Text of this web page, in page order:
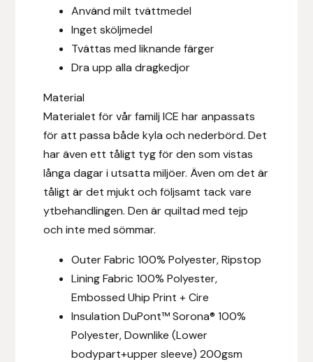
Använd milt tvättmedel
Inget sköljmedel
Tvättas med liknande färger
Dra upp alla dragkedjor
Material
Materialet för vår familj ICE har anpassats
för att passa både kyla och nederbörd. Det
har även ett tåligt tyg för den som vistas
långa dagar i utsatta miljöer. Även om det är
tåligt är det mjukt och följsamt tack vare
ytbehandlingen. Den är quiltad med tejp
och inte med sömmar.
Outer Fabric 100% Polyester, Ripstop
Lining Fabric 100% Polyester,
Embossed Uhip Print + Cire
Insulation DuPont™ Sorona® 100%
Polyester, Downlike (Lower
bodypart+upper sleeve) 200gsm
Mountain Horse
Muck Boot Company
Mustad
Nammi Godis
Natur & Kultur bokförlag